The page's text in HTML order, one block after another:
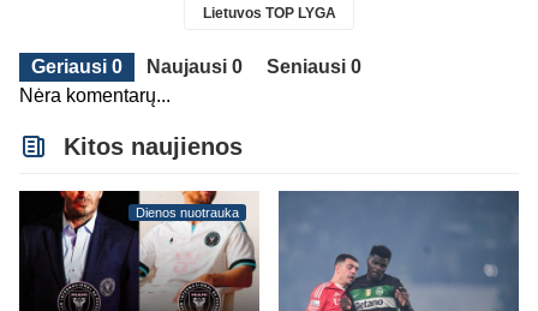
Lietuvos TOP LYGA
Geriausi 0 Naujausi 0
Seniausi 0
Nėra komentarų...
Kitos naujienos
Dienos nuotrauka